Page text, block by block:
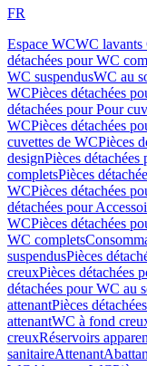
FR
Espace WCWC lavants
détachées pour WC
WC suspendusWC au
WCPièces détachées
détachées pour Pour
WCPièces détachées
cuvettes de WCPièces
designPièces détachées
completsPièces
WCPièces détachées
détachées pour
WCPièces détachées
WC complets
suspendusPièces
creuxPièces détachées
détachées pour WC au
attenantPièces
attenantWC à fond
creuxRéservoirs
sanitaireAttenant